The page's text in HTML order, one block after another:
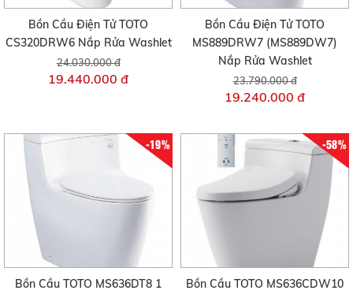
Bồn Cầu Điện Tử TOTO
CS320DRW6 Nắp Rửa Washlet
24.030.000 đ
19.440.000 đ
Bồn Cầu Điện Tử TOTO
MS889DRW7 (MS889DW7)
Nắp Rửa Washlet
23.790.000 đ
19.240.000 đ
-19%
Bồn Cầu TOTO MS636DT8 1
-58%
Bồn Cầu TOTO MS636CDW10